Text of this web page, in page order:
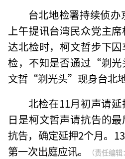
台北地检署持续侦
上午提讯台湾民众党主
达北检时，柯文哲步下
检，不知是否通过“剃
文哲“剃光头”现身台北地
北检在11月初声请
日是柯文哲声请抗告的
抗告，确定延押2个月。
第一次出庭应讯。
（责任编